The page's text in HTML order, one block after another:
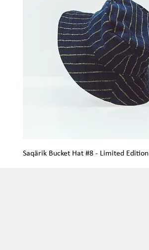
Saqärik Bucket Hat #8 - Limited Edition